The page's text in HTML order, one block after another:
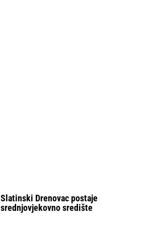
Slatinski Drenovac postaje
srednjovjekovno središte